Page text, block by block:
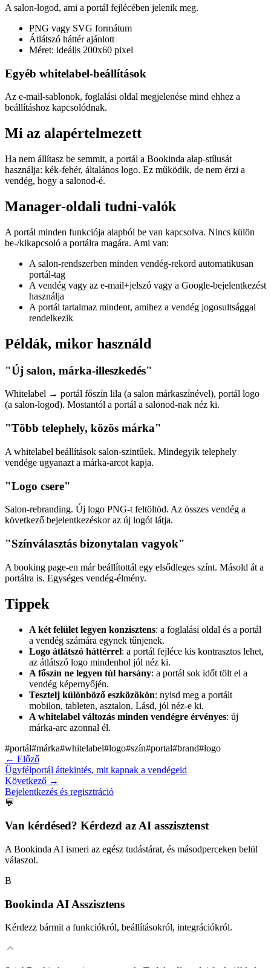
A salon-logod, ami a portál fejlécében jelenik meg.
PNG vagy SVG formátum
Átlátszó háttér ajánlott
Méret: ideális 200x60 pixel
Egyéb whitelabel-beállítások
Az e-mail-sablonok, foglalási oldal megjelenése mind ehhez a
beállításhoz kapcsolódnak.
Mi az alapértelmezett
Ha nem állítasz be semmit, a portál a Bookinda alap-stílusát
használja: kék-fehér, általános logo. Ez működik, de nem érzi a
vendég, hogy a salonod-é.
Manager-oldali tudni-valók
A portál minden funkciója alapból be van kapcsolva. Nincs külön
be-/kikapcsoló a portálra magára. Ami van:
A salon-rendszerben minden vendég-rekord automatikusan
portál-tag
A vendég vagy az e-mail+jelszó vagy a Google-bejelentkezést
használja
A portál tartalmaz mindent, amihez a vendég jogosultsággal
rendelkezik
Példák, mikor használd
"Új salon, márka-illeszkedés"
Whitelabel → portál főszín lila (a salon márkaszínével), portál logo
(a salon-logod). Mostantól a portál a salonod-nak néz ki.
"Több telephely, közös márka"
A whitelabel beállítások salon-szintűek. Mindegyik telephely
vendége ugyanazt a márka-arcot kapja.
"Logo csere"
Salon-rebranding. Új logo PNG-t feltöltöd. Az összes vendég a
következő bejelentkezéskor az új logót látja.
"Színválasztás bizonytalan vagyok"
A booking page-en már beállítottál egy elsődleges színt. Másold át a
portálra is. Egységes vendég-élmény.
Tippek
A két felület legyen konzisztens: a foglalási oldal és a portál
a vendég számára egynek tűnjenek.
Logo átlátszó háttérrel: a portál fejléce kis kontrasztos lehet,
az átlátszó logo mindenhol jól néz ki.
A főszín ne legyen túl harsány: a portál sok időt tölt el a
vendég képernyőjén.
Tesztelj különböző eszközökön: nyisd meg a portált
mobilon, tableten, asztalon. Lásd, jól néz-e ki.
A whitelabel változás minden vendégre érvényes: új
márka-arc azonnal él.
#portál#márka#whitelabel#logo#szín#portal#brand#logo
← Előző
Ügyfélportál áttekintés, mit kapnak a vendégeid
Következő →
Bejelentkezés és regisztráció
💬
Van kérdésed? Kérdezd az AI asszisztenst
A Bookinda AI ismeri az egész tudástárat, és másodperceken belül
válaszol.
B
Bookinda AI Asszisztens
Kérdezz bármit a funkciókról, beállításokról, integrációkról.